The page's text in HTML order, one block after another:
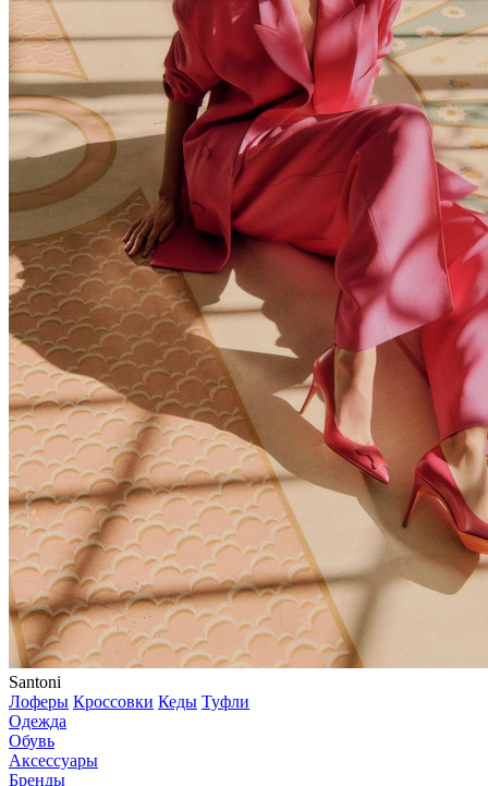
Santoni
Лоферы Кроссовки Кеды Туфли
Одежда
Обувь
Аксессуары
Бренды